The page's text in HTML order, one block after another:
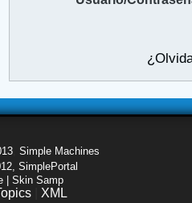
Simple Machines
SimplePortal
| Skin Samp
XML